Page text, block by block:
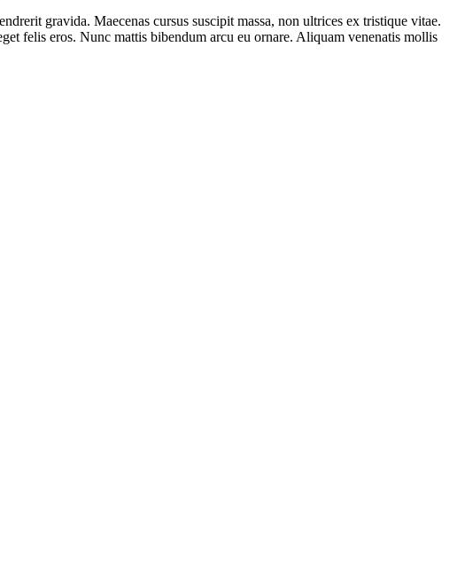
gravida. Maecenas cursus suscipit massa, non ultrices ex tristique vitae.
felis eros. Nunc mattis bibendum arcu eu ornare. Aliquam venenatis mollis